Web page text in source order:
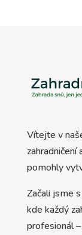
Vítejte v
pomohly
Začali jsme
kde každý
profesionál